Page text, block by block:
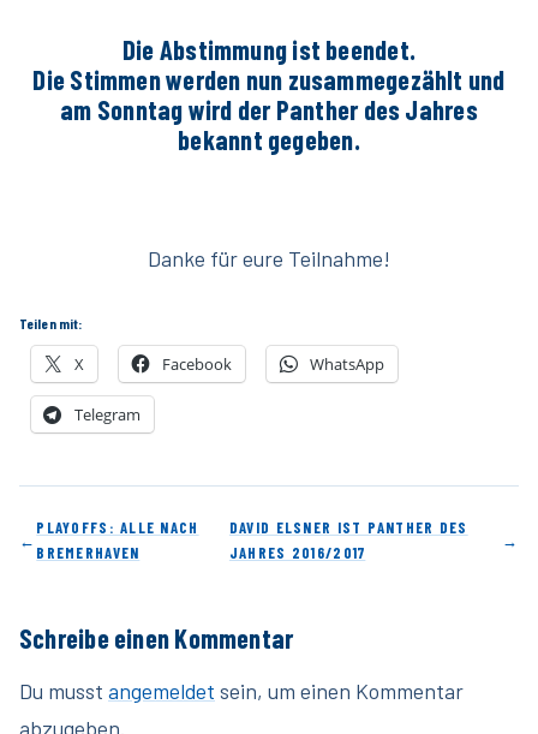
Die Abstimmung ist beendet.
Die Stimmen werden nun zusammegezählt und
am Sonntag wird der Panther des Jahres
bekannt gegeben.
Danke für eure Teilnahme!
Teilen mit:
X Facebook WhatsApp
Telegram
←
PLAYOFFS: ALLE NACH
BREMERHAVEN
DAVID ELSNER IST PANTHER DES
JAHRES 2016/2017
→
Schreibe einen Kommentar
Du musst angemeldet sein, um einen Kommentar
abzugeben.